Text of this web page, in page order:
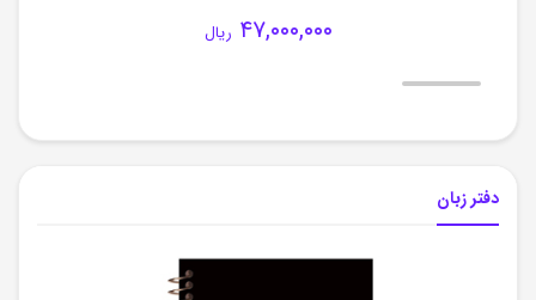
۴۷,۰۰۰,۰۰۰ ریال
دفتر زبان